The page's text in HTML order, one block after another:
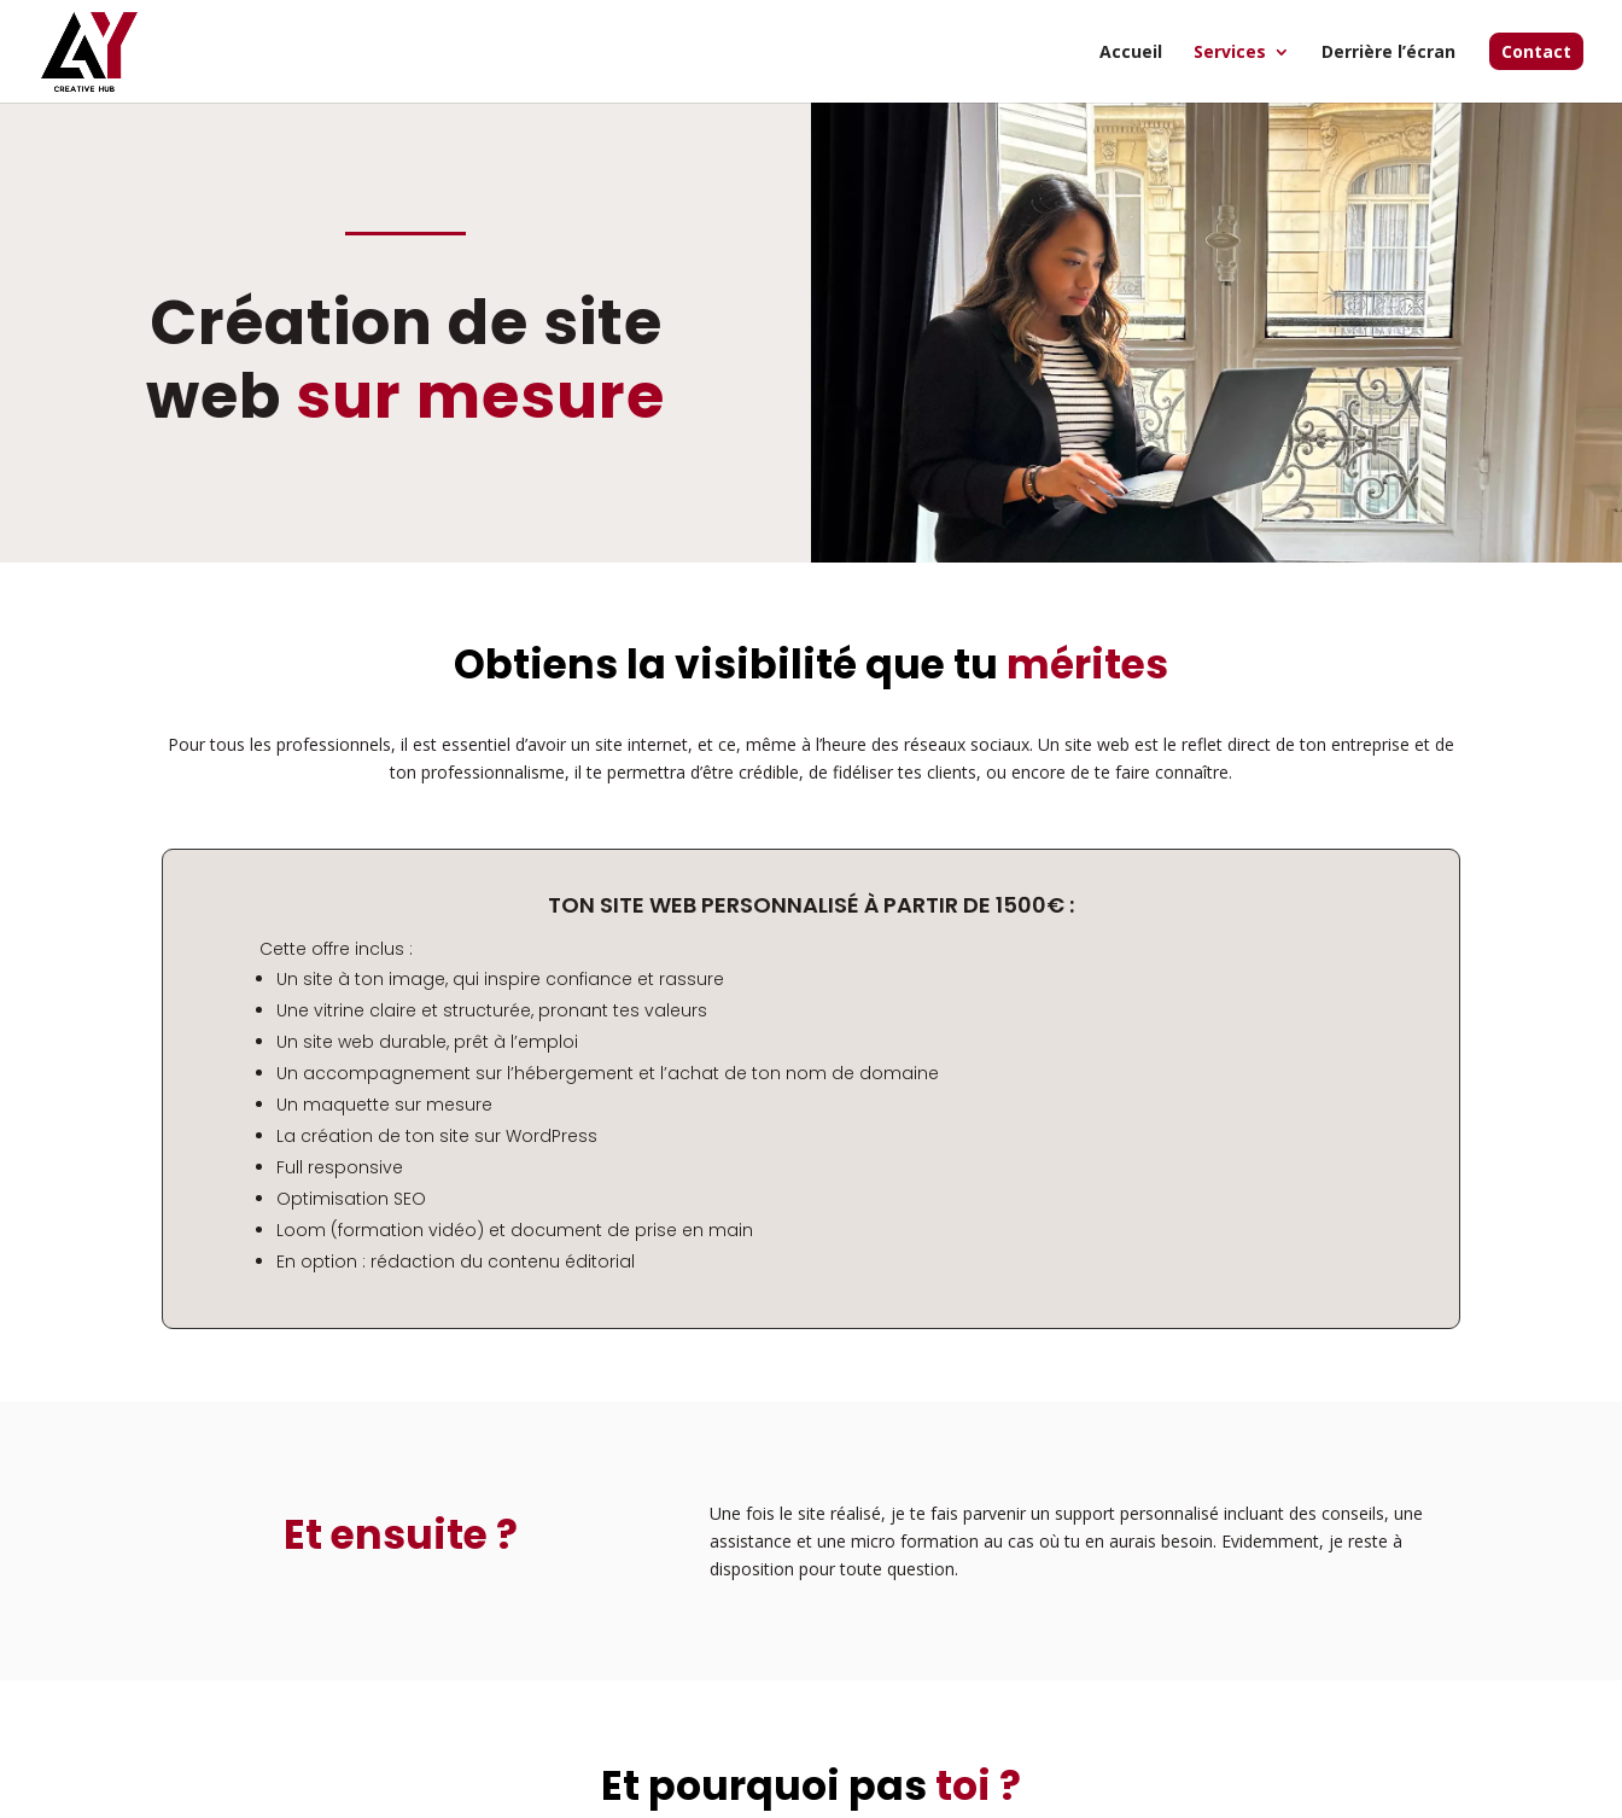
Accueil Services Derrière l’écran Contact
Création de site
web sur mesure
Obtiens la visibilité que tu mérites
Pour tous les professionnels, il est essentiel d’avoir un site internet, et ce, même à l’heure des réseaux sociaux. Un site web est le reflet direct de ton entreprise et de
ton professionnalisme, il te permettra d’être crédible, de fidéliser tes clients, ou encore de te faire connaître.
TON SITE WEB PERSONNALISÉ À PARTIR DE 1500€ :
Cette offre inclus :
Un site à ton image, qui inspire confiance et rassure
Une vitrine claire et structurée, pronant tes valeurs
Un site web durable, prêt à l’emploi
Un accompagnement sur l’hébergement et l’achat de ton nom de domaine
Un maquette sur mesure
La création de ton site sur WordPress
Full responsive
Optimisation SEO
Loom (formation vidéo) et document de prise en main
En option : rédaction du contenu éditorial
Et ensuite ?
Une fois le site réalisé, je te fais parvenir un support personnalisé incluant des conseils, une
assistance et une micro formation au cas où tu en aurais besoin. Evidemment, je reste à
disposition pour toute question.
Et pourquoi pastoi ?